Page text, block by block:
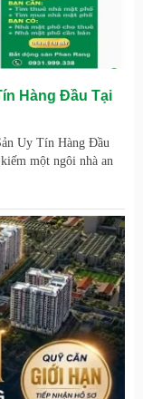
Hàng Đầu Tại
Uy Tín Hàng Đầu
một ngôi nhà an